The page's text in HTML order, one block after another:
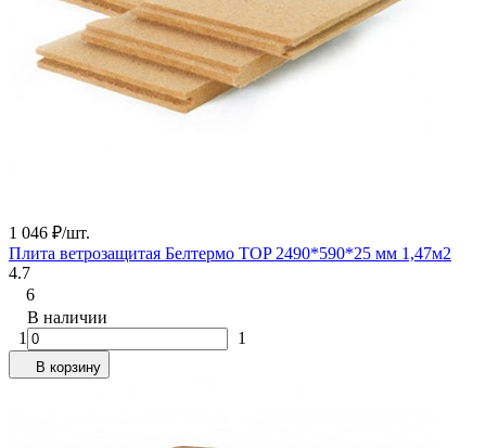
1 046 ₽/шт.
Плита ветрозащитая Белтермо TOP 2490*590*25 мм 1,47м2
4.7
6
В наличии
1
1
В корзину